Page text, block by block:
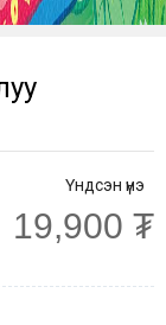
Үндсэн үнэ
19,900 ₮